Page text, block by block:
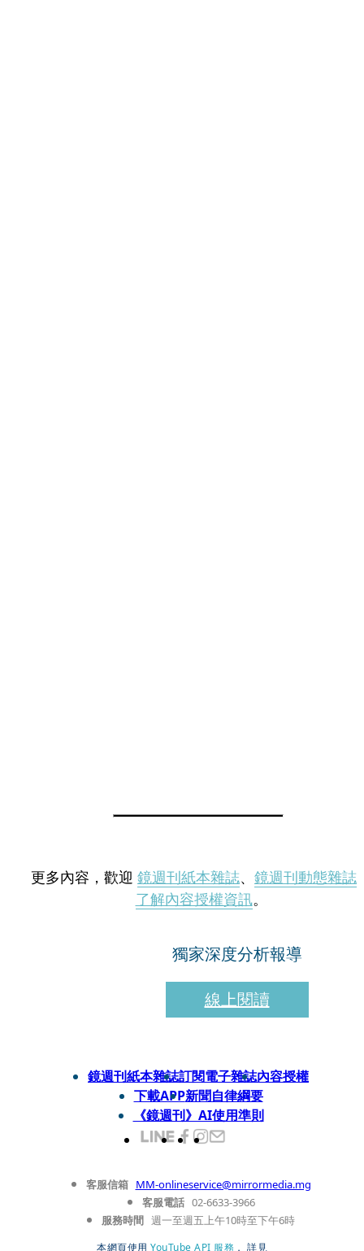
更多內容，歡迎 鏡週刊紙本雜誌、 鏡週刊動態雜誌
了解內容授權資訊。
獨家深度分析報導
線上閱讀
鏡週刊紙本雜誌訂閱電子雜誌內容授權
下載APP新聞自律綱要
《鏡週刊》AI使用準則
客服信箱 MM-onlineservice@mirrormedia.mg
客服電話 02-6633-3966
服務時間 週一至週五上午10時至下午6時
本網頁使用 YouTube API 服務 ， 詳見